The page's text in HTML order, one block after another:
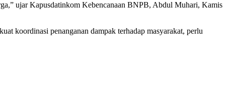
ujar Kapusdatinkom Kebencanaan BNPB, Abdul Muhari, Kamis
koordinasi penanganan dampak terhadap masyarakat, perlu